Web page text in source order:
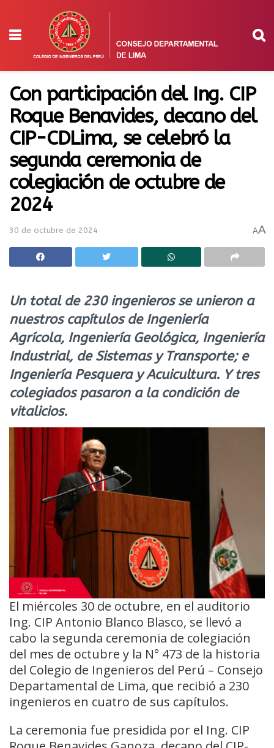
Con participación del Ing. CIP
Roque Benavides, decano del
CIP-CDLima, se celebró la
segunda ceremonia de
colegiación de octubre de
2024
30 de octubre de 2024 AA
Un total de 230 ingenieros se unieron a
nuestros capítulos de Ingeniería
Agrícola, Ingeniería Geológica, Ingeniería
Industrial, de Sistemas y Transporte; e
Ingeniería Pesquera y Acuicultura. Y tres
colegiados pasaron a la condición de
vitalicios.
El miércoles 30 de octubre, en el auditorio
Ing. CIP Antonio Blanco Blasco, se llevó a
cabo la segunda ceremonia de colegiación
del mes de octubre y la N° 473 de la historia
del Colegio de Ingenieros del Perú – Consejo
Departamental de Lima, que recibió a 230
ingenieros en cuatro de sus capítulos.
La ceremonia fue presidida por el Ing. CIP